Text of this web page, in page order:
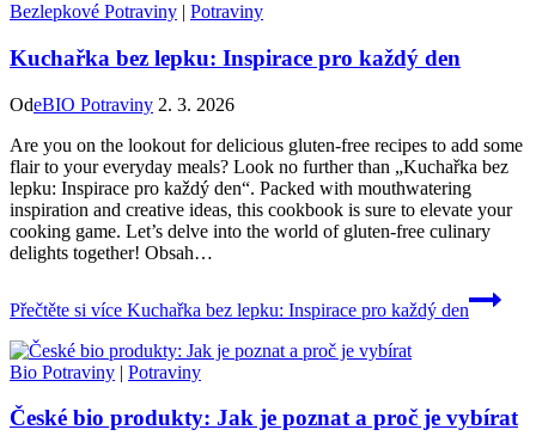
Bezlepkové Potraviny | Potraviny
Kuchařka bez lepku: Inspirace pro každý den
OdeBIO Potraviny 2. 3. 2026
Are you on the lookout for delicious gluten-free recipes to add some
flair to your everyday meals? Look no further than „Kuchařka bez
lepku: Inspirace pro každý den“. Packed with mouthwatering
inspiration and creative ideas, this cookbook is sure to elevate your
cooking game. Let’s delve into the world of gluten-free culinary
delights together! Obsah…
Přečtěte si více Kuchařka bez lepku: Inspirace pro každý den
Bio Potraviny | Potraviny
České bio produkty: Jak je poznat a proč je vybírat